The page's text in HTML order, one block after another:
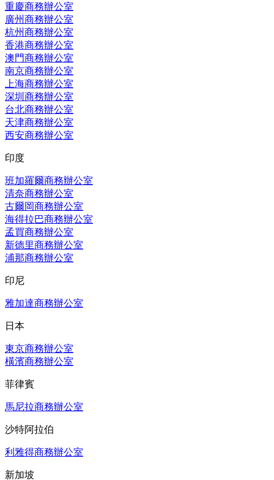
重慶商務辦公室
廣州商務辦公室
杭州商務辦公室
香港商務辦公室
澳門商務辦公室
南京商務辦公室
上海商務辦公室
深圳商務辦公室
台北商務辦公室
天津商務辦公室
西安商務辦公室
印度
班加羅爾商務辦公室
清奈商務辦公室
古爾岡商務辦公室
海得拉巴商務辦公室
孟買商務辦公室
新德里商務辦公室
浦那商務辦公室
印尼
雅加達商務辦公室
日本
東京商務辦公室
橫濱商務辦公室
菲律賓
馬尼拉商務辦公室
沙特阿拉伯
利雅得商務辦公室
新加坡